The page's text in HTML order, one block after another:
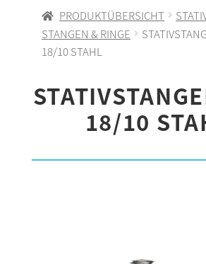
PRODUKTÜBERSICHT
STANGEN & RINGE
18/10 STAHL
18/10